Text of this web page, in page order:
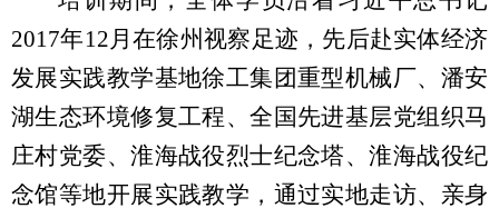
2017年12 月在徐州视察足迹，先后赴实体经济
发展实践教学基地徐工集团重型机械厂、潘安
湖生态环境修复工程、全国先进基层党组织马
庄村党委、淮海战役烈士纪念塔、淮海战役纪
念馆等地开展实践教学，通过实地走访、亲身